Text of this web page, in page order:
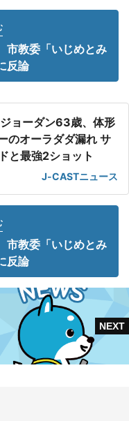
教委「いじめとみ
反論
ョーダン63歳、体形
のオーラダダ漏れ サ
と最強2ショット
J-CASTニュース
教委「いじめとみ
反論